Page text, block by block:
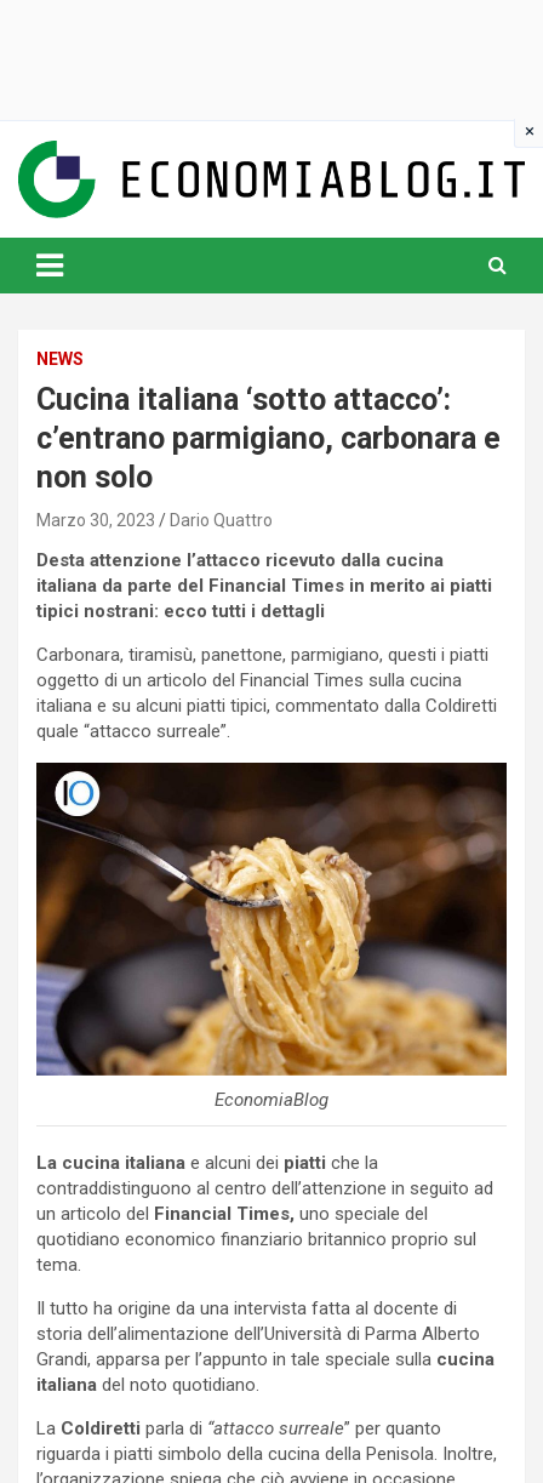
content
www.economiablog.it
NEWS
Cucina italiana ‘sotto attacco’:
c’entrano parmigiano, carbonara e
non solo
Marzo 30, 2023 Dario Quattro
Desta attenzione l’attacco ricevuto dalla cucina
italiana da parte del Financial Times in merito ai piatti
tipici nostrani: ecco tutti i dettagli
Carbonara, tiramisù, panettone, parmigiano, questi i piatti
oggetto di un articolo del Financial Times sulla cucina
italiana e su alcuni piatti tipici, commentato dalla Coldiretti
quale “attacco surreale”.
EconomiaBlog
La cucina italiana e alcuni dei piatti che la
contraddistinguono al centro dell’attenzione in seguito ad
un articolo del Financial Times, uno speciale del
quotidiano economico finanziario britannico proprio sul
tema.
Il tutto ha origine da una intervista fatta al docente di
storia dell’alimentazione dell’Università di Parma Alberto
Grandi, apparsa per l’appunto in tale speciale sulla cucina
italiana del noto quotidiano.
La Coldiretti parla di “attacco surreale” per quanto
riguarda i piatti simbolo della cucina della Penisola. Inoltre,